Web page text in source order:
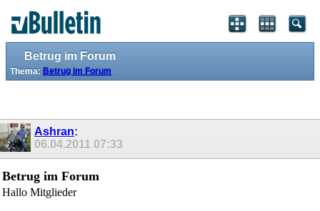
Betrug im Forum
Thema: Betrug im Forum
Ashran:
06.04.2011 07:33
Betrug im Forum
Hallo Mitglieder